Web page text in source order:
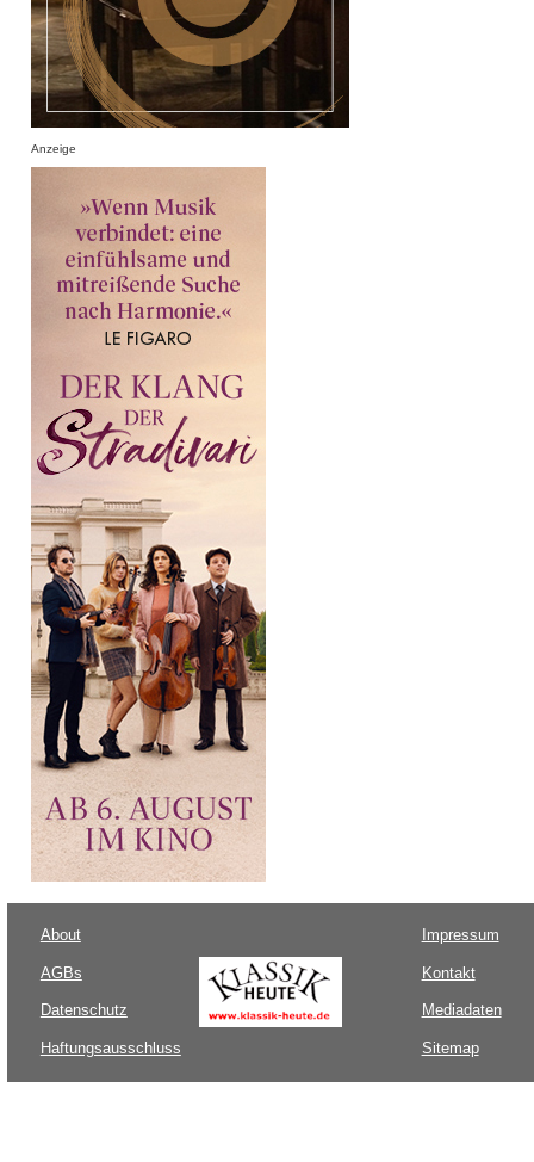
Anzeige
About
AGBs
Datenschutz
Haftungsausschluss
Impressum
Kontakt
Mediadaten
Sitemap